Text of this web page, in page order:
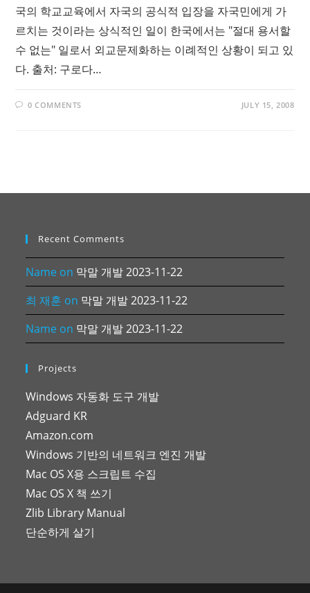
국의 학교교육에서 자국의 공식적 입장을 자국민에게 가
르치는 것이라는 상식적인 일이 한국에서는 "절대 용서할
수 없는" 일로서 외교문제화하는 이례적인 상황이 되고 있
다. 출처: 구로다…
0 COMMENTS JULY 15, 2008
Recent Comments
Name on 막말 개발 2023-11-22
최 재훈 on 막말 개발 2023-11-22
Name on 막말 개발 2023-11-22
Projects
Windows 자동화 도구 개발
Adguard KR
Amazon.com
Windows 기반의 네트워크 엔진 개발
Mac OS X용 스크립트 수집
Mac OS X 책 쓰기
Zlib Library Manual
단순하게 살기